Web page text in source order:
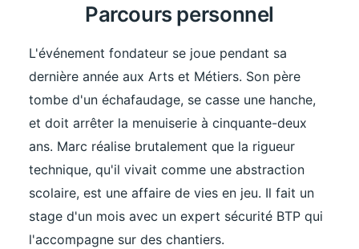
Parcours personnel
L'événement fondateur se joue pendant sa
dernière année aux Arts et Métiers. Son père
tombe d'un échafaudage, se casse une hanche,
et doit arrêter la menuiserie à cinquante-deux
ans. Marc réalise brutalement que la rigueur
technique, qu'il vivait comme une abstraction
scolaire, est une affaire de vies en jeu. Il fait un
stage d'un mois avec un expert sécurité BTP qui
l'accompagne sur des chantiers.